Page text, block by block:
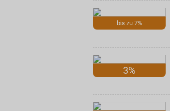
bis zu 7%
3%